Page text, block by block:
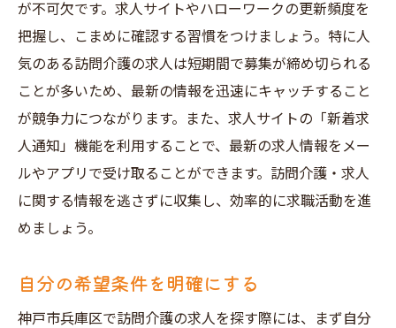
が不可欠です。求人サイトやハローワークの更新頻度を
把握し、こまめに確認する習慣をつけましょう。特に人
気のある訪問介護の求人は短期間で募集が締め切られる
ことが多いため、最新の情報を迅速にキャッチすること
が競争力につながります。また、求人サイトの「新着求
人通知」機能を利用することで、最新の求人情報をメー
ルやアプリで受け取ることができます。訪問介護・求人
に関する情報を逃さずに収集し、効率的に求職活動を進
めましょう。
自分の希望条件を明確にする
神戸市兵庫区で訪問介護の求人を探す際には、まず自分